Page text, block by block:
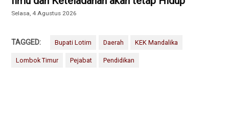
Selasa, 4 Agustus 2026
TAGGED: Bupati Lotim Daerah KEK Mandalika
Lombok Timur Pejabat Pendidikan